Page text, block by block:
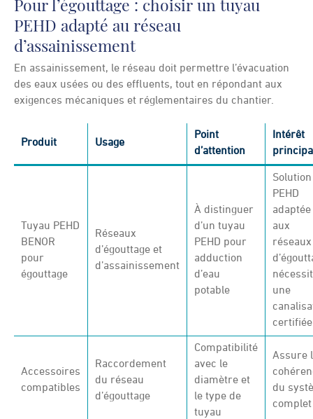
Pour l’égouttage : choisir un tuyau
PEHD adapté au réseau
d’assainissement
En assainissement, le réseau doit permettre l’évacuation
des eaux usées ou des effluents, tout en répondant aux
exigences mécaniques et réglementaires du chantier.
Produit Usage
Point
d’attention
Intérêt
Tuyau PEHD
BENOR
pour
égouttage
Réseaux
d’égouttage et
d’assainissement
À distinguer
d’un tuyau
PEHD pour
adduction
d’eau
potable
Solution
PEHD
adaptée
aux
réseaux
une
certifiée
Accessoires
compatibles
Raccordement
du réseau
d’égouttage
Compatibilité
avec le
diamètre et
le type de
tuyau
Assure
du
complet